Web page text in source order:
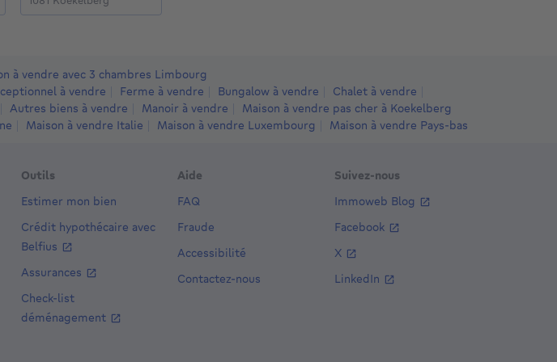
à vendre avec 3 chambres Limbourg
à vendre Ferme à vendre Bungalow à vendre
Chalet à vendre
Autres biens à vendre Manoir à vendre
Maison à vendre pas cher à Koekelberg
Maison à vendre Italie Maison à vendre Luxembourg Maison à vendre Pays-bas
Outils
Estimer mon bien
Crédit hypothécaire avec
Belfius
Assurances
Check-list
déménagement
Aide
FAQ
Fraude
Accessibilité
Contactez-nous
Suivez-nous
Immoweb Blog
Facebook
X
LinkedIn